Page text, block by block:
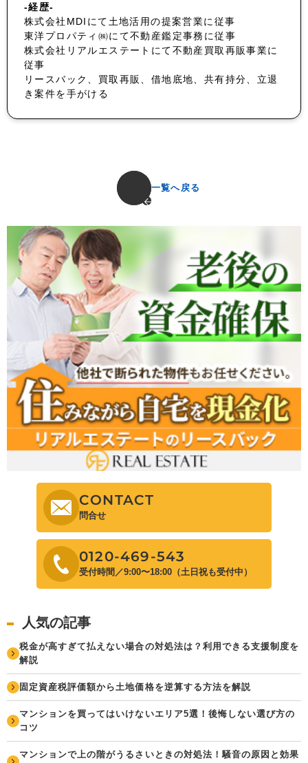
-経歴-
株式会社MDIにて土地活用の提案営業に従事
東洋プロパティ㈱にて不動産鑑定事務に従事
株式会社リアルエステートにて不動産買取再販事業に
従事
リースバック、買取再販、借地底地、共有持分、立退
き案件を手がける
一覧へ戻る
CONTACT
問合せ
0120-469-543
受付時間／9:00〜18:00（土日祝も受付中）
人気の記事
税金が高すぎて払えない場合の対処法は？利用できる支援制度を
解説
固定資産税評価額から土地価格を逆算する方法を解説
マンションを買ってはいけないエリア5選！後悔しない選び方の
コツ
マンションで上の階がうるさいときの対処法！騒音の原因と効果